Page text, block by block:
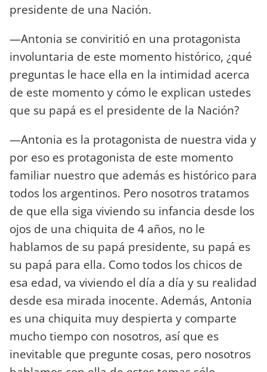
presidente de una Nación.
—Antonia se conviritió en una protagonista
involuntaria de este momento histórico, ¿qué
preguntas le hace ella en la intimidad acerca
de este momento y cómo le explican ustedes
que su papá es el presidente de la Nación?
—Antonia es la protagonista de nuestra vida y
por eso es protagonista de este momento
familiar nuestro que además es histórico para
todos los argentinos. Pero nosotros tratamos
de que ella siga viviendo su infancia desde los
ojos de una chiquita de 4 años, no le
hablamos de su papá presidente, su papá es
su papá para ella. Como todos los chicos de
esa edad, va viviendo el día a día y su realidad
desde esa mirada inocente. Además, Antonia
es una chiquita muy despierta y comparte
mucho tiempo con nosotros, así que es
inevitable que pregunte cosas, pero nosotros